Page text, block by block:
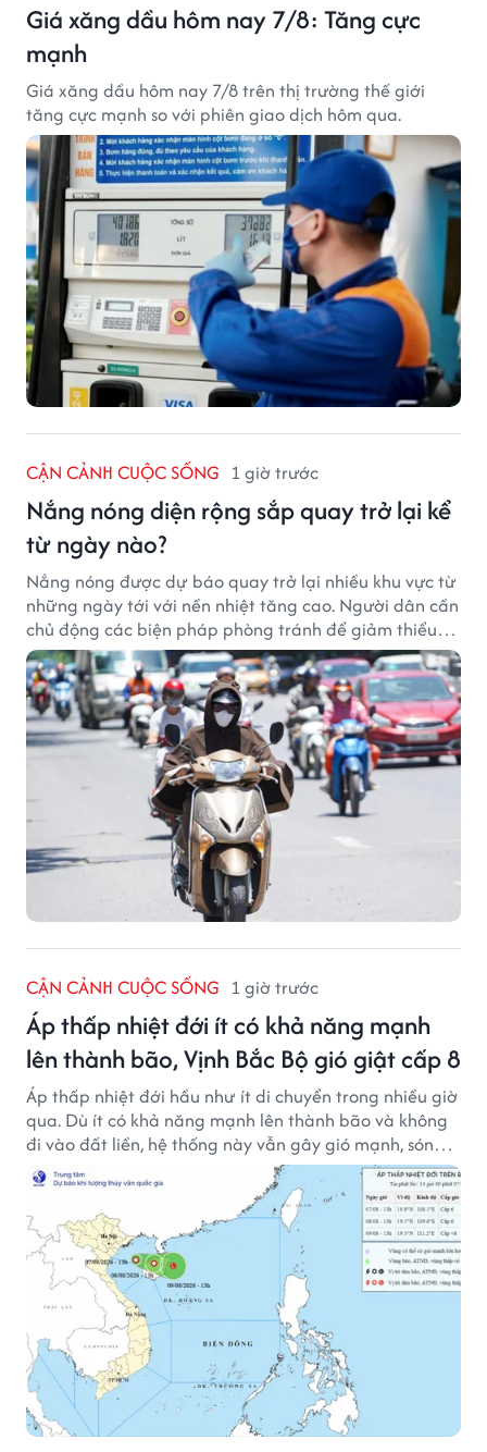
Giá xăng dầu hôm nay 7/8: Tăng cực
mạnh
Giá xăng dầu hôm nay 7/8 trên thị trường thế giới
tăng cực mạnh so với phiên giao dịch hôm qua.
CẬN CẢNH CUỘC SỐNG 1 giờ trước
Nắng nóng diện rộng sắp quay trở lại kể
từ ngày nào?
Nắng nóng được dự báo quay trở lại nhiều khu vực từ
những ngày tới với nền nhiệt tăng cao. Người dân cần
chủ động các biện pháp phòng tránh để giảm thiểu
tác động của thời tiết cực đoan.
CẬN CẢNH CUỘC SỐNG 1 giờ trước
Áp thấp nhiệt đới ít có khả năng mạnh
lên thành bão, Vịnh Bắc Bộ gió giật cấp 8
Áp thấp nhiệt đới hầu như ít di chuyển trong nhiều giờ
qua. Dù ít có khả năng mạnh lên thành bão và không
đi vào đất liền, hệ thống này vẫn gây gió mạnh, sóng
lớn trên nhiều vùng biển.